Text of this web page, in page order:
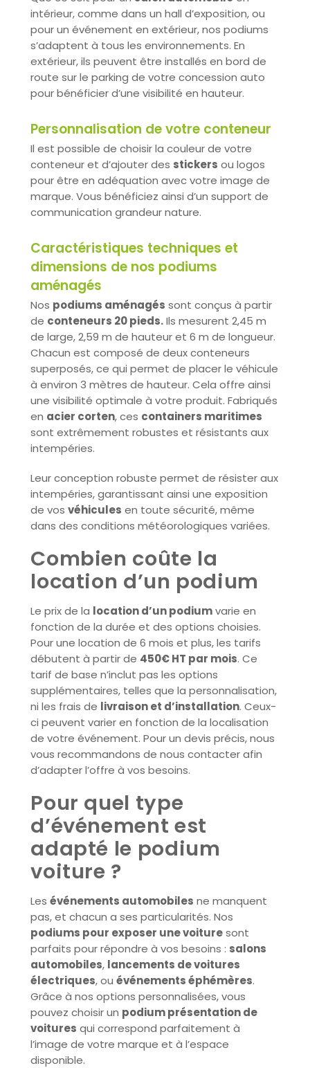
intérieur, comme dans un hall d’exposition, ou
pour un événement en extérieur, nos podiums
s’adaptent à tous les environnements. En
extérieur, ils peuvent être installés en bord de
route sur le parking de votre concession auto
pour bénéficier d’une visibilité en hauteur.
Personnalisation de votre conteneur
Il est possible de choisir la couleur de votre
conteneur et d’ajouter des stickers ou logos
pour être en adéquation avec votre image de
marque. Vous bénéficiez ainsi d’un support de
communication grandeur nature.
Caractéristiques techniques et
dimensions de nos podiums
aménagés
Nos podiums aménagés sont conçus à partir
de conteneurs 20 pieds.Ils mesurent 2,45 m
de large, 2,59 m de hauteur et 6 m de longueur.
Chacun est composé de deux conteneurs
superposés, ce qui permet de placer le véhicule
à environ 3 mètres de hauteur. Cela offre ainsi
une visibilité optimale à votre produit. Fabriqués
en acier corten, ces containers maritimes
sont extrêmement robustes et résistants aux
intempéries.
Leur conception robuste permet de résister aux
intempéries, garantissant ainsi une exposition
de vosvéhicules en toute sécurité, même
dans des conditions météorologiques variées.
Combien coûte la
location d’un podium
Le prix de la location d’un podiumvarie en
fonction de la durée et des options choisies.
Pour une location de 6 mois et plus, les tarifs
débutent à partir de 450€ HT par mois. Ce
tarif de base n’inclut pas les options
supplémentaires, telles que la personnalisation,
ni les frais de livraison et d’installation. Ceux-
ci peuvent varier en fonction de la localisation
de votre événement. Pour un devis précis, nous
vous recommandons de nous contacter afin
d’adapter l’offre à vos besoins.
Pour quel type
d’événement est
adapté le podium
voiture ?
Lesévénements automobiles ne manquent
pas, et chacun a ses particularités. Nos
podiums pour exposer une voituresont
parfaits pour répondre à vos besoins : salons
automobiles, lancements de voitures
électriques, ouévénements éphémères.
Grâce à nos options personnalisées, vous
pouvez choisir un podium présentation de
voitures qui correspond parfaitement à
l’image de votre marque et à l’espace
disponible.